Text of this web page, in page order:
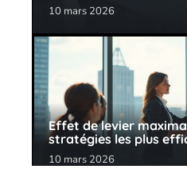
10 mars 2026
Effet de levier
stratégies les plus
10 mars 2026